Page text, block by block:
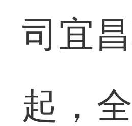
司宜
起，